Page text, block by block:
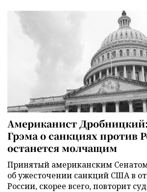
Американист
Грэма о санкциях против
останется молчащим
Принятый американским
об ужесточении санкций США в
России, скорее всего, повторит